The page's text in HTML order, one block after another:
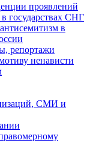
проявлений
государствах СНГ
в
репортажи
ненависти
СМИ и